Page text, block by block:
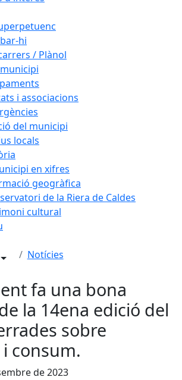
hi
/ Plànol
i associacions
del municipi
locals
en xifres
geogràfica
de la Riera de Caldes
cultural
Notícies
fa una bona
la 14ena edició del
sobre
consum.
de 2023